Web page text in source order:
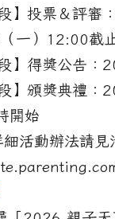
段】投票＆評
一）12:00截
段】得獎公告
段】頒獎典禮
開始
活動辦法請見